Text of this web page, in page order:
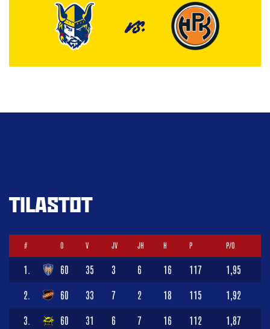
VS.
TILASTOT
# O V JV JH H P P/O
1. 60 35 3 6 16 117 1,95
2. 60 33 7 2 18 115 1,92
3. 60 31 6 7 16 112 1,87